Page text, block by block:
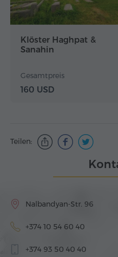
Klöster Haghpat &
Sanahin
Gesamtpreis
160 USD
Teilen:
Nalbandyan-Str. 96
+374 10 54 60 40
+374 93 50 40 40